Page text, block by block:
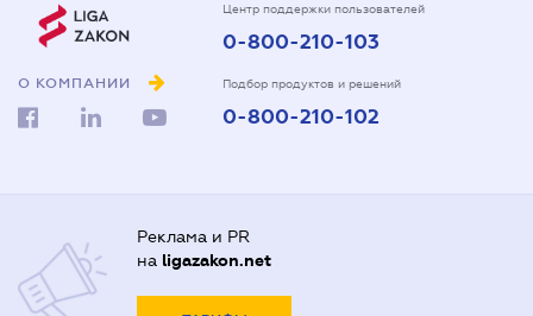
О КОМПАНИИ
Центр поддержки пользователей
0-800-210-103
Подбор продуктов и решений
0-800-210-102
Реклама и PR
на ligazakon.net